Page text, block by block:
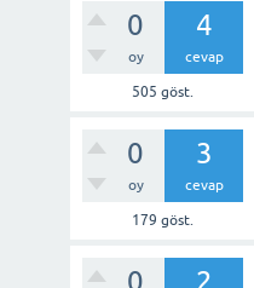
0
oy
4
cevap
505 göst.
0
oy
3
cevap
179 göst.
0 2